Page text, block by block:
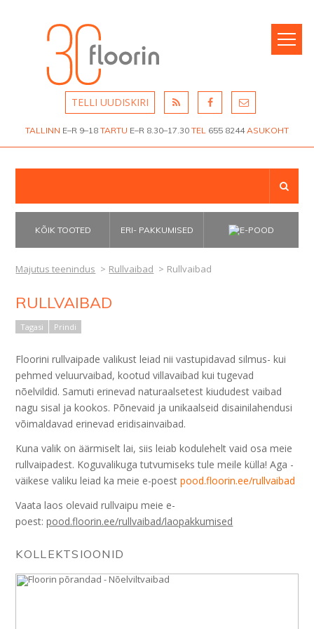
TELLI UUDISKIRI
TALLINN E–R 9–18 TARTU E–R 8.30–17.30 TEL 655 8244ASUKOHT
KAUBANDUS
TEENINDUS
HARIDUS
SPORT
VABA
AEG
TÖÖSTUS
KÕIK TOOTED ERI- PAKKUMISED
Majutus teenindus > Rullvaibad > Rullvaibad
MATERJALID
Oikos värvid ja krohvid
Keraamilised plaadid
Puitpõrandad
Laminaat
Linoleum
PVC kate eluruumidesse
Plaatvaibad
Rullvaibad
Nõelviltvaibad
Silmusvaibad
Edel villavaibad
Cunera sisalvaibad
Desso&Ex
Flotex flokeeritud vaibad
Kootud vinüülvaibad
Turvapõrandad
Puhastusalad
Kärgplaadid
RULLVAIBAD
Tagasi Prindi
Floorini rullvaipade valikust leiad nii vastupidavad silmus- kui
pehmed veluurvaibad, kootud villavaibad kui tugevad
nõelvildid. Samuti erinevad naturaalsetest kiududest vaibad
nagu sisal ja kookos. Põnevaid ja unikaalseid disainilahendusi
võimaldavad erinevad eridisainvaibad.
Kuna valik on äärmiselt lai, siis leiab kodulehelt vaid osa meie
rullvaipadest. Koguvalikuga tutvumiseks tule meile külla! Aga -
väikese valiku leiad ka meie e-poestpood.floorin.ee/rullvaibad
Vaata laos olevaid rullvaipu meie e-
poest:pood.floorin.ee/rullvaibad/laopakkumised
KOLLEKTSIOONID